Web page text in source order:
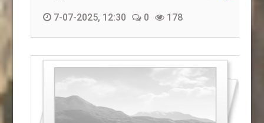
7-07-2025, 12:30 0 178